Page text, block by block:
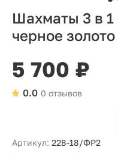
Шахматы 3 в 1
черное золото
5 700 ₽
0 отзывов
0.0
Артикул: 228-18/ФР2